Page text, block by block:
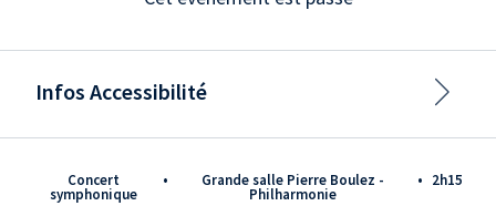
Concert
symphonique
• Grande salle Pierre Boulez -
Philharmonie
• 2h15
Infos Accessibilité